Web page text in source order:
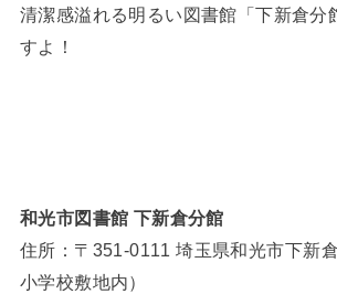
清潔感溢れる明るい図書館「下新倉分
すよ！
和光市図書館 下新倉分館
住所：〒351-0111 埼玉県和光市下新
小学校敷地内）